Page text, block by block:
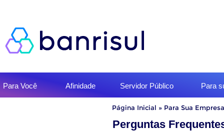
do
menu
Para Você Afinidade Servidor Público Para
Início
conteúdo
Página Inicial » Para Sua Empresa
Perguntas